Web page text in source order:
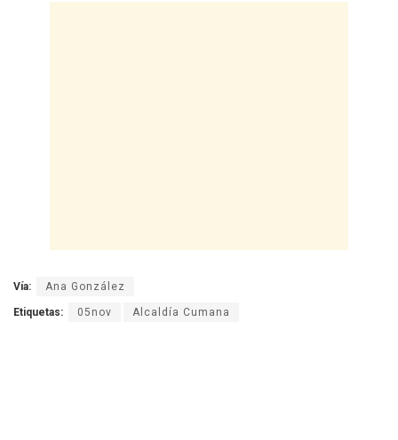
Vía: Ana González
Etiquetas: 05nov Alcaldía Cumana